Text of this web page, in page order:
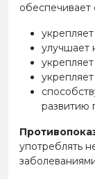
улучшает
развитию
употреблять